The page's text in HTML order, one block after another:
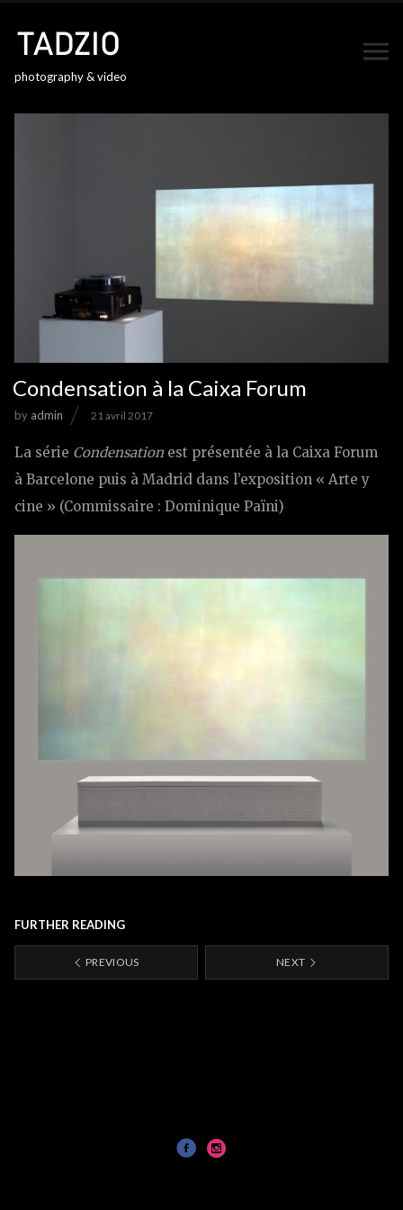
photography & video
Condensation à la Caixa Forum
by admin 21 avril 2017
La série Condensation est présentée à la Caixa Forum
à Barcelone puis à Madrid dans l’exposition « Arte y
cine » (Commissaire : Dominique Païni)
FURTHER READING
PREVIOUS NEXT